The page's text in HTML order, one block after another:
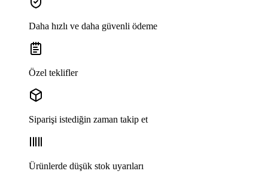
Daha hızlı ve daha güvenli ödeme
Özel teklifler
Siparişi istediğin zaman takip et
Ürünlerde düşük stok uyarıları